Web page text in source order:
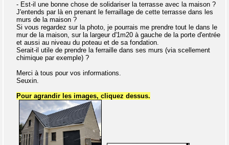
- Est-il une bonne chose de solidariser la terrasse avec la maison ?
J'entends par là en prenant le ferraillage de cette terrasse dans les
murs de la maison ?
Si vous regardez sur la photo, je pourrais me prendre tout le dans le
mur de la maison, sur la largeur d'1m20 à gauche de la porte d'entrée
et aussi au niveau du poteau et de sa fondation.
Serait-il utile de prendre la ferraille dans ses murs (via scellement
chimique par exemple) ?
Merci à tous pour vos informations.
Seuxin.
Pour agrandir les images, cliquez dessus.